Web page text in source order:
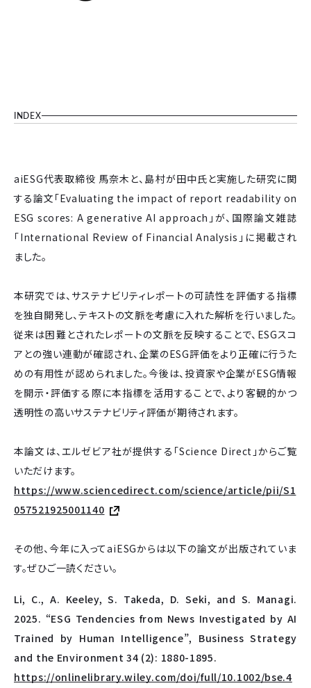
INDEX
aiESG代表取締役 馬奈木と、島村が田中氏と実施した研究に関
する論文「Evaluating the impact of report readability on
ESG scores: A generative AI approach」が、国際論文雑誌
「International Review of Financial Analysis」に掲載され
ました。
本研究では、サステナビリティレポートの可読性を評価する指標
を独自開発し、テキストの文脈を考慮に入れた解析を行いました。
従来は困難とされたレポートの文脈を反映することで、ESGスコ
アとの強い連動が確認され、企業のESG評価をより正確に行うた
めの有用性が認められました。今後は、投資家や企業がESG情報
を開示・評価する際に本指標を活用することで、より客観的かつ
透明性の高いサステナビリティ評価が期待されます。
本論文は、エルゼビア社が提供する「Science Direct」からご覧
いただけます。
https://www.sciencedirect.com/science/article/pii/S1
057521925001140
その他、今年に入ってaiESGからは以下の論文が出版されていま
す。ぜひご一読ください。
Li, C., A. Keeley, S. Takeda, D. Seki, and S. Managi.
2025. “ESG Tendencies from News Investigated by AI
Trained by Human Intelligence”, Business Strategy
and the Environment 34 (2): 1880-1895.
https://onlinelibrary.wiley.com/doi/full/10.1002/bse.4